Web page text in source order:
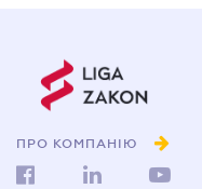
ПРО КОМПАНІЮ